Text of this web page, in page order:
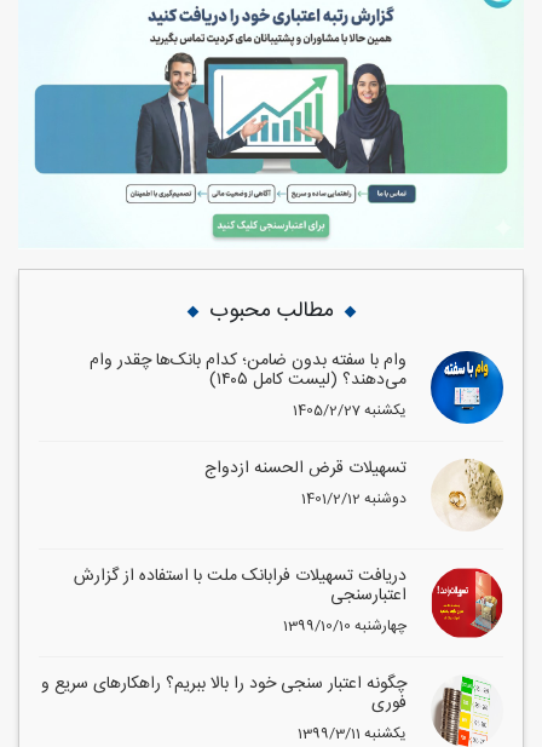
مطالب محبوب
وام با سفته بدون ضامن؛ کدام بانک‌ها چقدر وام
می‌دهند؟ (لیست کامل ۱۴۰۵)
1405/2/27 یکشنبه
تسهیلات قرض الحسنه ازدواج
1401/2/12 دوشنبه
دریافت تسهیلات فرابانک ملت با استفاده از گزارش
اعتبارسنجی
1399/10/10 چهارشنبه
چگونه اعتبار سنجی خود را بالا ببریم؟ راهکارهای سریع و
فوری
1399/3/11 یکشنبه